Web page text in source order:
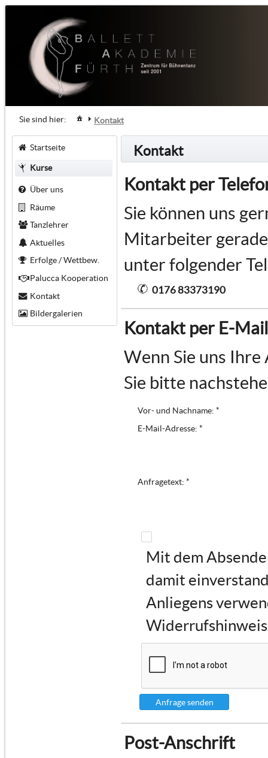
Sie sind hier: Kontakt
Startseite
Kurse
Über uns
Räume
Tanzlehrer
Aktuelles
Erfolge / Wettbew.
Palucca Kooperation
Kontakt
Bildergalerien
Kontakt
Kontakt per
Sie können uns
Mitarbeiter
unter folgender
0176 83373190
Kontakt per E-Mail
Wenn Sie uns
Sie bitte
Mit dem
damit
Anliegens
Anfrage senden
Vor- und Nachname: *
E-Mail-Adresse: *
Anfragetext: *
Post-Anschrift